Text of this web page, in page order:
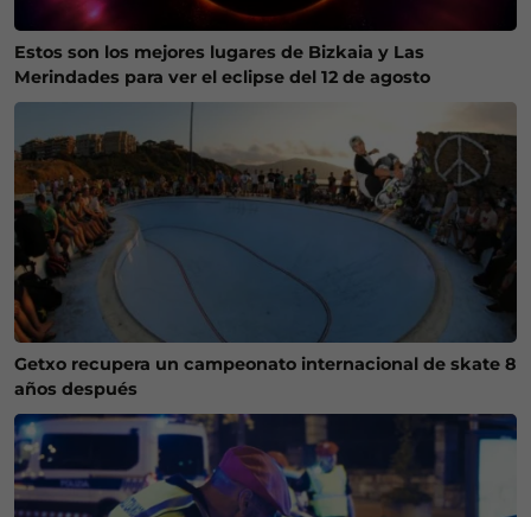
Estos son los mejores lugares de Bizkaia y Las
Merindades para ver el eclipse del 12 de agosto
Getxo recupera un campeonato internacional de skate 8
años después